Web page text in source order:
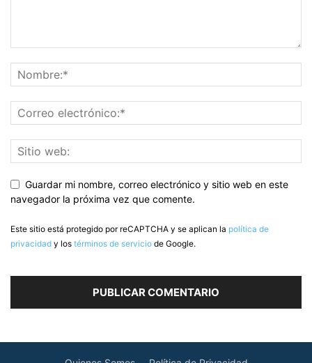
Guardar mi nombre, correo electrónico y sitio web en este
navegador la próxima vez que comente.
Este sitio está protegido por reCAPTCHA y se aplican la política de
privacidad y los términos de servicio de Google.